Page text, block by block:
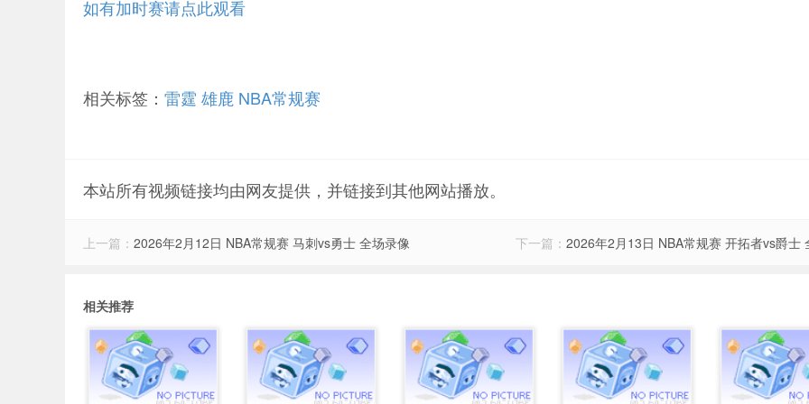
如有加时赛请点此观看
相关标签： 雷霆 雄鹿 NBA常规赛
本站所有视频链接均由网友提供，并链接到其他网站播放。
上一篇： 2026年2月12日 NBA常规赛 马刺vs勇士 全场录像 下一篇： 2026年2月13日 NBA常规赛 开拓者vs爵士
相关推荐